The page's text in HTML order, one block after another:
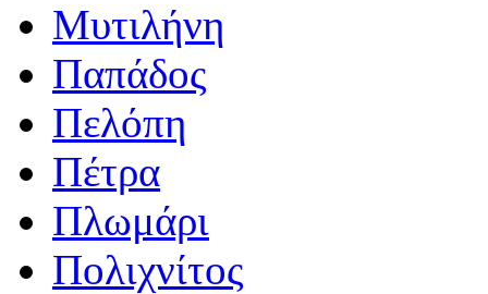
Μυτιλήνη
Παπάδος
Πελόπη
Πέτρα
Πλωμάρι
Πολιχνίτος